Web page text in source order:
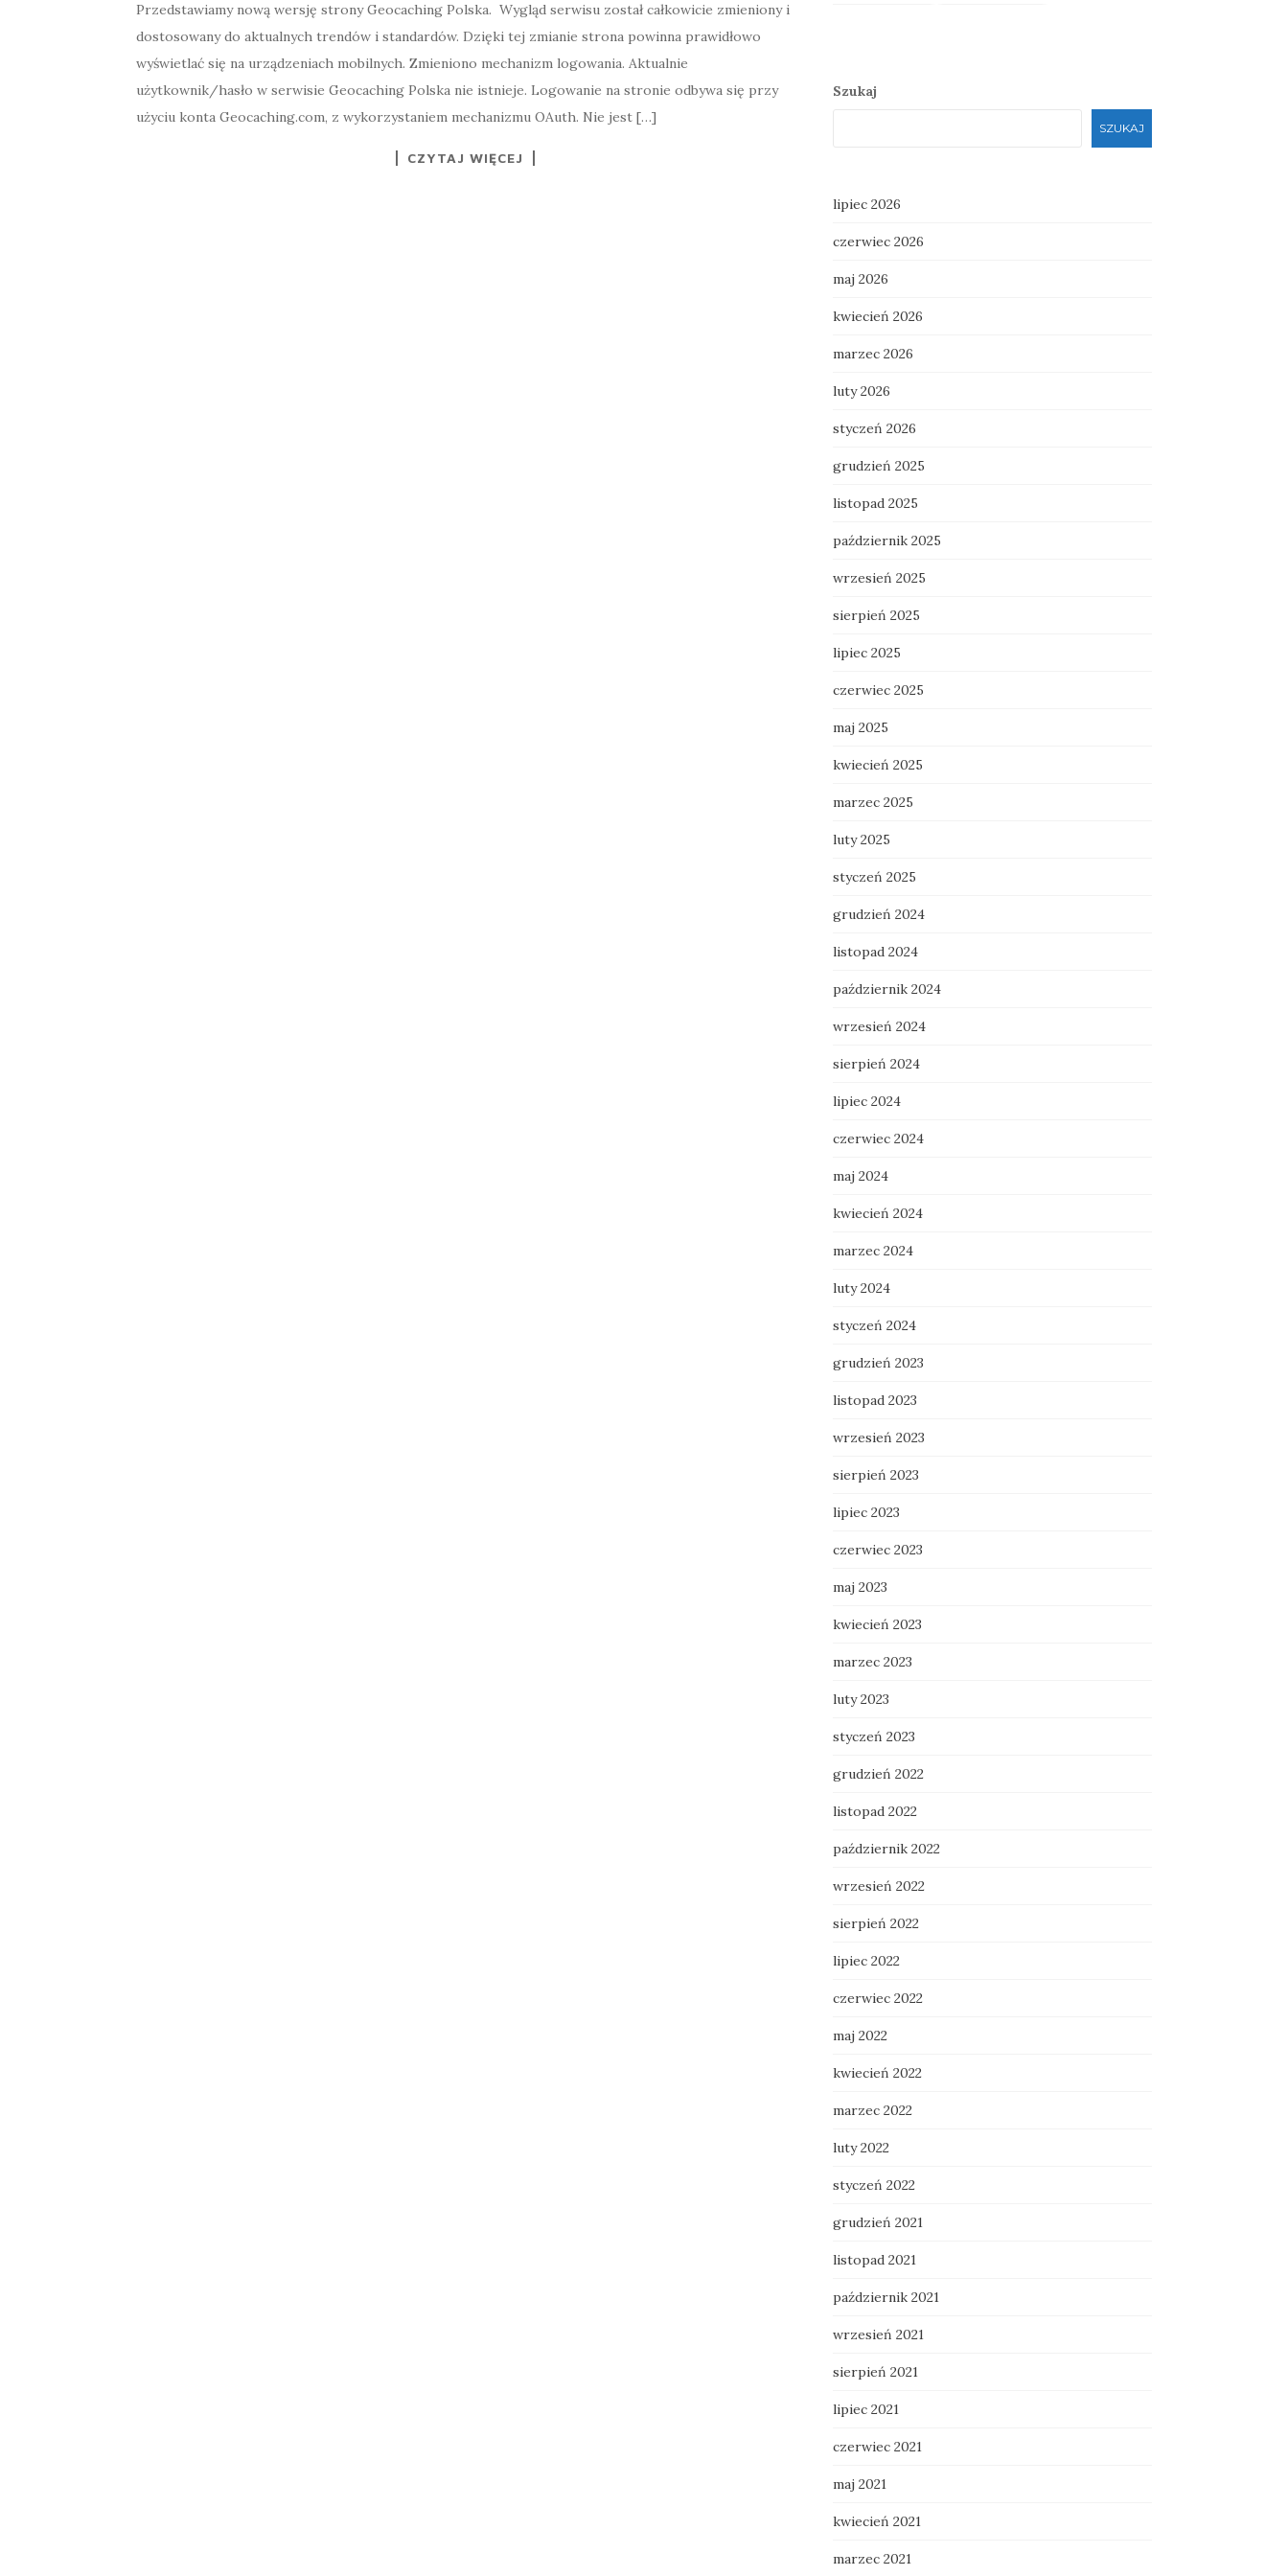
Przedstawiamy nową wersję strony Geocaching Polska. Wygląd serwisu został całkowicie zmieniony i
dostosowany do aktualnych trendów i standardów. Dzięki tej zmianie strona powinna prawidłowo
wyświetlać się na urządzeniach mobilnych. Zmieniono mechanizm logowania. Aktualnie
użytkownik/hasło w serwisie Geocaching Polska nie istnieje. Logowanie na stronie odbywa się przy
użyciu konta Geocaching.com, z wykorzystaniem mechanizmu OAuth. Nie jest […]
CZYTAJ WIĘCEJ
Szukaj
SZUKAJ
lipiec 2026
czerwiec 2026
maj 2026
kwiecień 2026
marzec 2026
luty 2026
styczeń 2026
grudzień 2025
listopad 2025
październik 2025
wrzesień 2025
sierpień 2025
lipiec 2025
czerwiec 2025
maj 2025
kwiecień 2025
marzec 2025
luty 2025
styczeń 2025
grudzień 2024
listopad 2024
październik 2024
wrzesień 2024
sierpień 2024
lipiec 2024
czerwiec 2024
maj 2024
kwiecień 2024
marzec 2024
luty 2024
styczeń 2024
grudzień 2023
listopad 2023
wrzesień 2023
sierpień 2023
lipiec 2023
czerwiec 2023
maj 2023
kwiecień 2023
marzec 2023
luty 2023
styczeń 2023
grudzień 2022
listopad 2022
październik 2022
wrzesień 2022
sierpień 2022
lipiec 2022
czerwiec 2022
maj 2022
kwiecień 2022
marzec 2022
luty 2022
styczeń 2022
grudzień 2021
listopad 2021
październik 2021
wrzesień 2021
sierpień 2021
lipiec 2021
czerwiec 2021
maj 2021
kwiecień 2021
marzec 2021